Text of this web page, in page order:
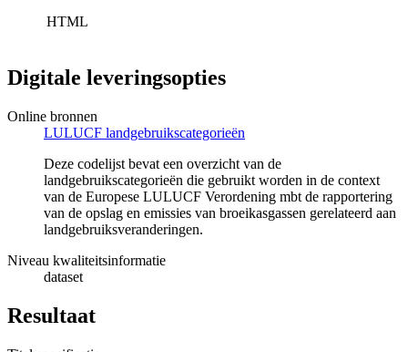
HTML
Digitale leveringsopties
Online bronnen
LULUCF landgebruikscategorieën
Deze codelijst bevat een overzicht van de
landgebruikscategorieën die gebruikt worden in de context
van de Europese LULUCF Verordening mbt de rapportering
van de opslag en emissies van broeikasgassen gerelateerd aan
landgebruiksveranderingen.
Niveau kwaliteitsinformatie
dataset
Resultaat